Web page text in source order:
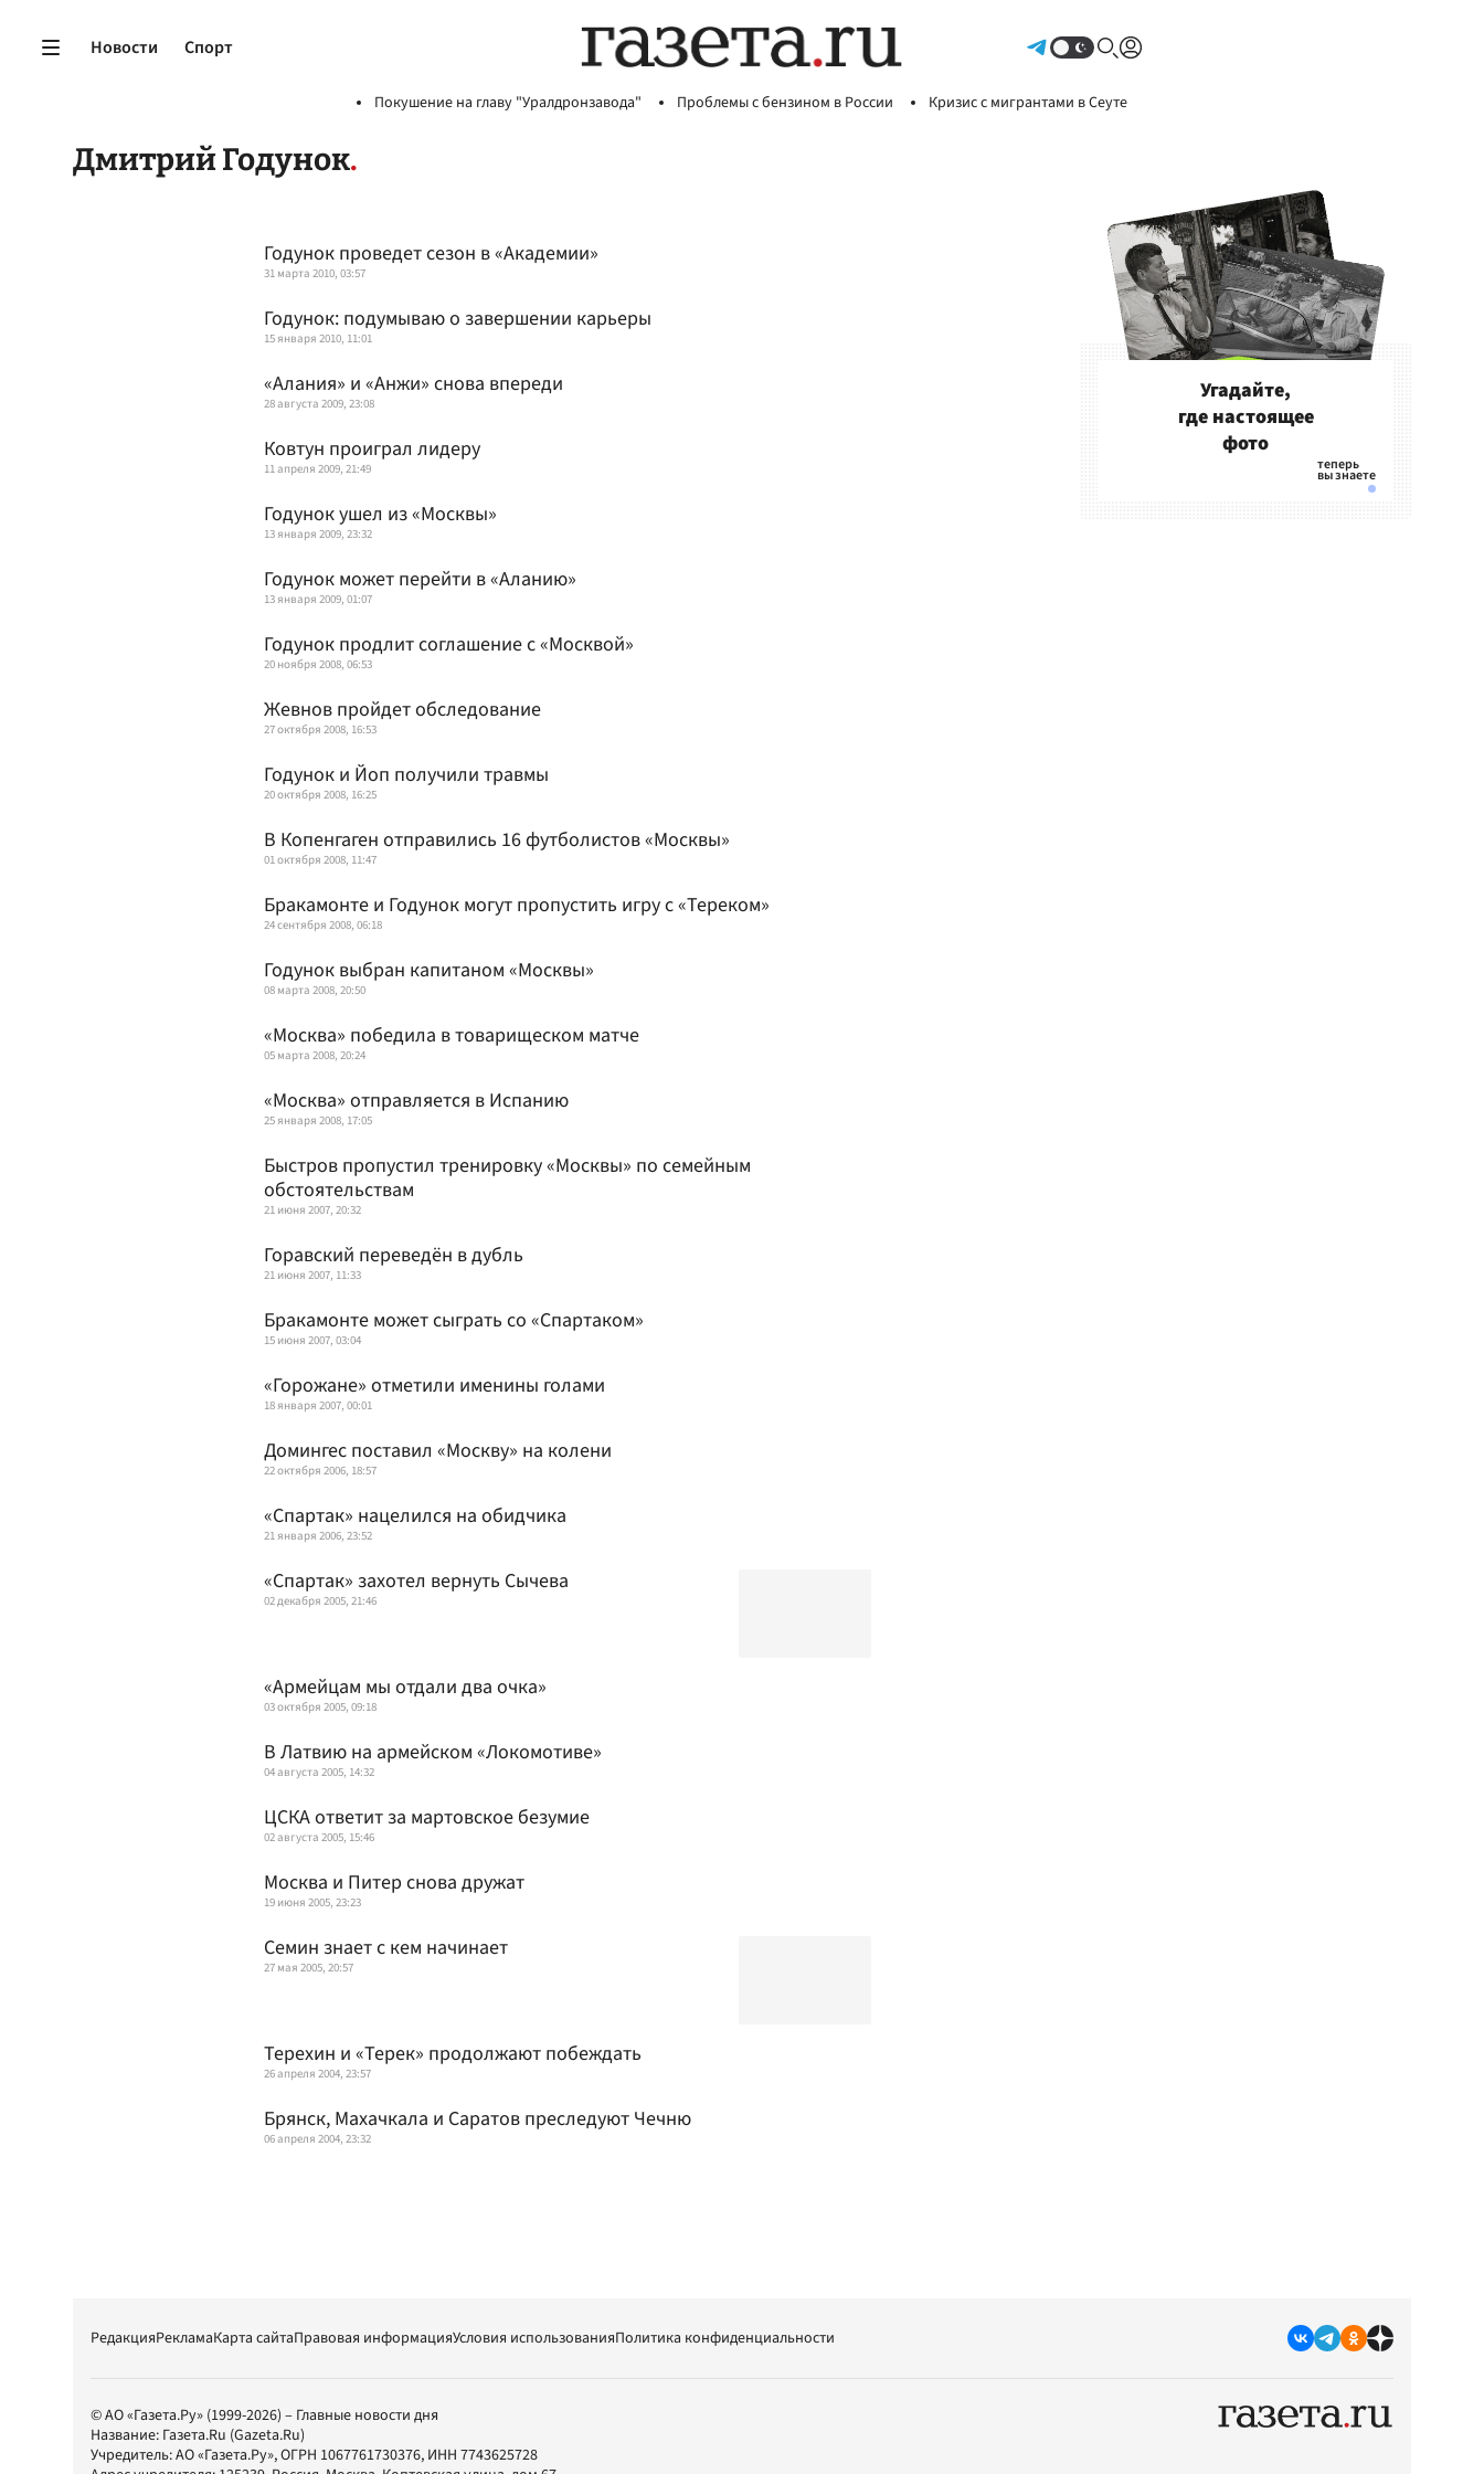
Новости Спорт
Покушение на главу "Уралдронзавода" Проблемы с бензином в России Кризис с мигрантами в Сеуте
Дмитрий Годунок
Годунок проведет сезон в «Академии»
31 марта 2010, 03:57
Годунок: подумываю о завершении карьеры
15 января 2010, 11:01
«Алания» и «Анжи» снова впереди
28 августа 2009, 23:08
Ковтун проиграл лидеру
11 апреля 2009, 21:49
Годунок ушел из «Москвы»
13 января 2009, 23:32
Годунок может перейти в «Аланию»
13 января 2009, 01:07
Годунок продлит соглашение с «Москвой»
20 ноября 2008, 06:53
Жевнов пройдет обследование
27 октября 2008, 16:53
Годунок и Йоп получили травмы
20 октября 2008, 16:25
В Копенгаген отправились 16 футболистов «Москвы»
01 октября 2008, 11:47
Бракамонте и Годунок могут пропустить игру с «Тереком»
24 сентября 2008, 06:18
Годунок выбран капитаном «Москвы»
08 марта 2008, 20:50
«Москва» победила в товарищеском матче
05 марта 2008, 20:24
«Москва» отправляется в Испанию
25 января 2008, 17:05
Быстров пропустил тренировку «Москвы» по семейным
обстоятельствам
21 июня 2007, 20:32
Горавский переведён в дубль
21 июня 2007, 11:33
Бракамонте может сыграть со «Спартаком»
15 июня 2007, 03:04
«Горожане» отметили именины голами
18 января 2007, 00:01
Домингес поставил «Москву» на колени
22 октября 2006, 18:57
«Спартак» нацелился на обидчика
21 января 2006, 23:52
«Спартак» захотел вернуть Сычева
02 декабря 2005, 21:46
«Армейцам мы отдали два очка»
03 октября 2005, 09:18
В Латвию на армейском «Локомотиве»
04 августа 2005, 14:32
ЦСКА ответит за мартовское безумие
02 августа 2005, 15:46
Москва и Питер снова дружат
19 июня 2005, 23:23
Семин знает с кем начинает
27 мая 2005, 20:57
Терехин и «Терек» продолжают побеждать
26 апреля 2004, 23:57
Брянск, Махачкала и Саратов преследуют Чечню
06 апреля 2004, 23:32
Угадайте,
где настоящее
фото
РедакцияРекламаКарта сайтаПравовая информацияУсловия использованияПолитика конфиденциальности
© АО «Газета.Ру» (1999-2026) – Главные новости дня
Название: Газета.Ru (Gazeta.Ru)
Учредитель:АО «Газета.Ру», ОГРН 1067761730376, ИНН 7743625728